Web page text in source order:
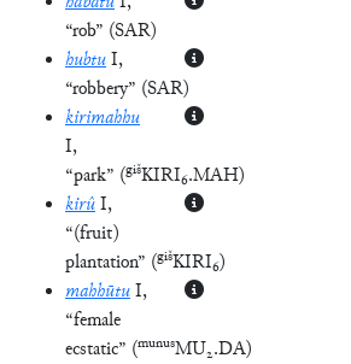
“rob” (SAR)
hubtuI,
“robbery” (SAR)
kirimahhu
I,
“park” (gišKIRI₆.MAH)
kirûI,
“(fruit)
plantation” (gišKIRI₆)
mahhūtuI,
“female
ecstatic” (munusMU₂.DA)